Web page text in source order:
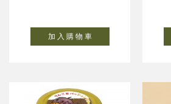
加 入 購 物 車